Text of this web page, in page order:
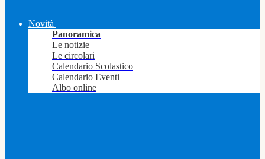
Novità
Panoramica
Le notizie
Le circolari
Calendario Scolastico
Calendario Eventi
Albo online